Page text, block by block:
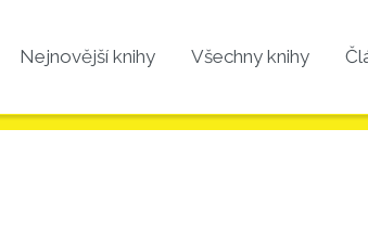
Nejnovější knihy Všechny knihy